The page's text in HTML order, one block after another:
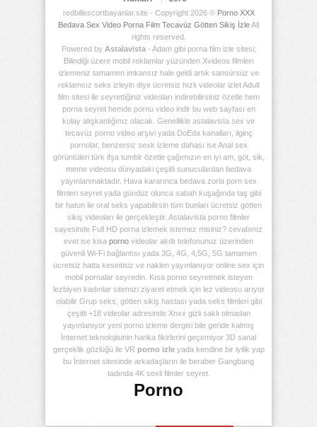
redbillescortbayanlar.site - Copyright 2026 © Porno XXX
Bedava Sex Video Porna Film Tecavüz Götten Sikiş İzleAll
rights reserved.
Powered by Astalavista- Adam gibi porna film izle sitesi;
Bilindiği üzere mobil reklamlar yüzünden Xvideos filmleri
izlemeniz tamamen imkansız hale geldi artık sansürsüz ve
reklamsız seks izleyin diye ücretsiz hızlı videolar izlet Adult
film sitesi ile seyrettiğiniz videoları indirebilirsiniz özetle hem
porna seyret hemde pornu video indir bu web sayfası en
kolay alışkanlığınız olacak. Genellikle astalavista sex ve
tecavüz porno video arşivi yada DoEda kanalları, ilginç
pornolar, benzersiz sexk izleme dahası ise Anal sex
görüntüleri türk ifşa tumblr özetle çağımızın en iyi am, göt, sik,
meme videosu dünyadaki çeşitli sunuculardan bedava
yayınlanmaktadır. Hava kararınca bedava zorla porn sex
filmleri seyret yada gündüz olunca sabah kuşağında taş gibi
bir hatun ile oral seks yapabilirsin tüm bunları ücretsiz götten
sikiş videoları ile gerçekleştir. Astalavista porno filmler
sayesinde Full HD porna izlemek istemez misiniz? cevabınız
evet ise kisa porno videolar akıllı telefonunuz üzerinden
güvenli Wi-Fi bağlantısı yada 3G, 4G, 4,5G, 5G tamamen
ücretsiz hatta kesintisiz ve naklen yayınlanıyor online sex için
mobil pornalar seyredin. Kısa porno seyretmek isteyen
lezbiyen kadınlar sitemizi ziyaret etmek için lez videosu arıyor
olabilir Grup seks, götten sikiş hastası yada seks filmleri gibi
çeşitli +18 videolar adresinde Xnxx gizli saklı olmadan
yayınlanıyor yeni porno izleme dergisi bile geride kalmış
İnternet teknolojisinin harika fikirlerini geçemiyor 3D sanal
gerçeklik gözlüğü ile VR porno izleyada kendine bir iyilik yap
bu İnternet sitesinde arkadaşların ile beraber Gangbang
tadında 4K sexli filmler seyret.
Porno